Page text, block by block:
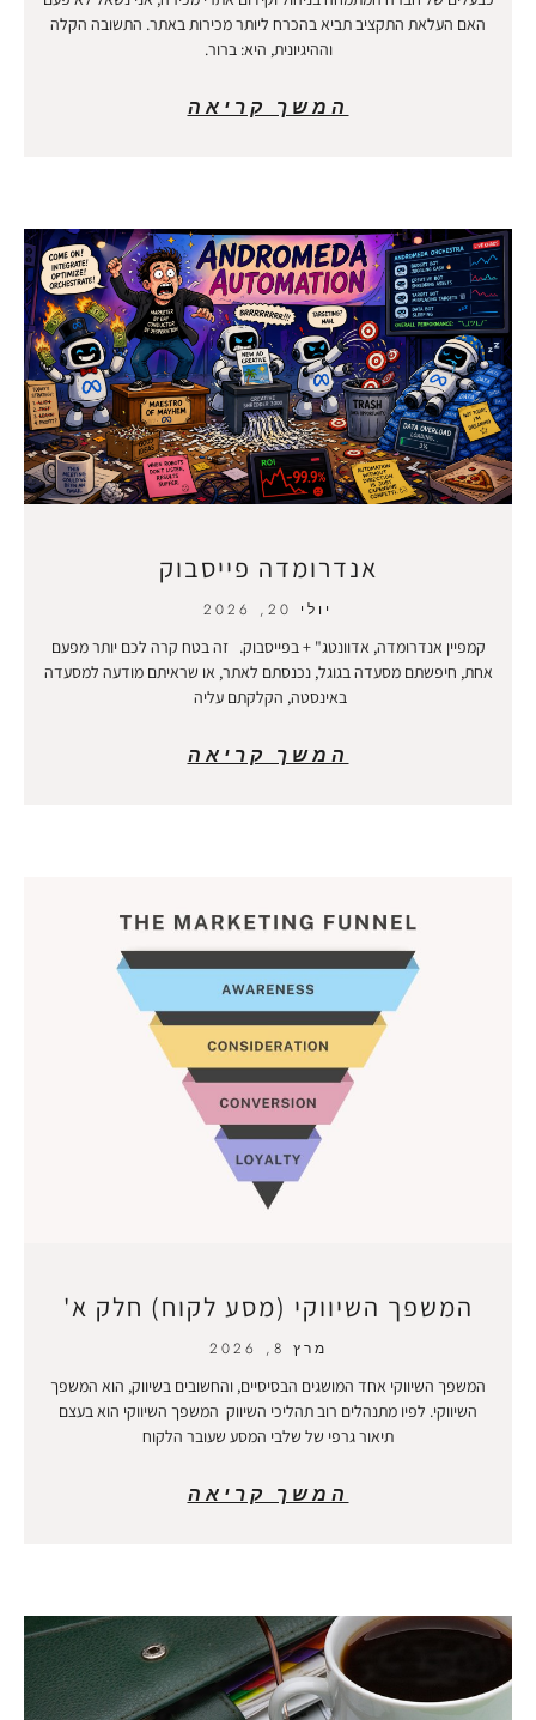
האם העלאת התקציב תביא בהכרח ליותר מכירות באתר. התשובה הקלה
וההיגיונית, היא: ברור.
המשך קריאה
אנדרומדה פייסבוק
יולי 20, 2026
קמפיין אנדרומדה, אדוונטג" + בפייסבוק. זה בטח קרה לכם יותר מפעם
אחת, חיפשתם מסעדה בגוגל, נכנסתם לאתר, או שראיתם מודעה למסעדה
באינסטה, הקלקתם עליה
המשך קריאה
המשפך השיווקי (מסע לקוח) חלק א'
מרץ 8, 2026
המשפך השיווקי אחד המושגים הבסיסיים, והחשובים בשיווק, הוא המשפך
השיווקי. לפיו מתנהלים רוב תהליכי השיווק המשפך השיווקי הוא בעצם
תיאור גרפי של שלבי המסע שעובר הלקוח
המשך קריאה